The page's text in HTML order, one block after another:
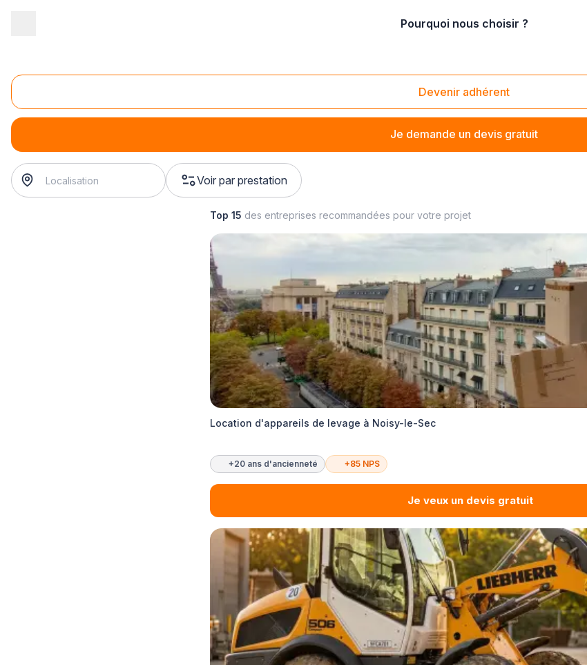
Pourquoi nous choisir ?
Devenir adhérent
Je demande un devis gratuit
Location d'engin de levage
location d'engin de levage
Voir par prestation
Top 15 des entreprises recommandées pour votre projet
Location d'appareils de levage à Noisy-le-Sec
+20 ans d'ancienneté +85 NPS
Je veux un devis gratuit